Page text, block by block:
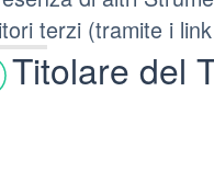
terzi (tramite i
Titolare del